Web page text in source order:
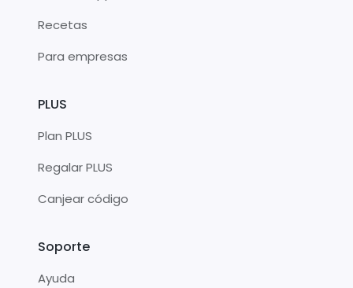
Recetas
Para empresas
PLUS
Plan PLUS
Regalar PLUS
Canjear código
Soporte
Ayuda